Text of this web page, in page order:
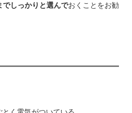
でしっかりと選んでおくことをお勧